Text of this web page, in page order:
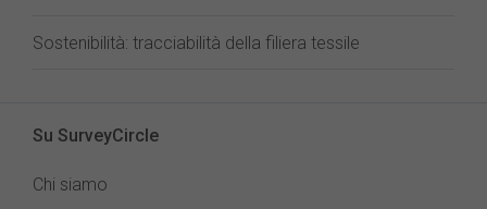
Sostenibilità: tracciabilità della filiera tessile
Su SurveyCircle
Chi siamo